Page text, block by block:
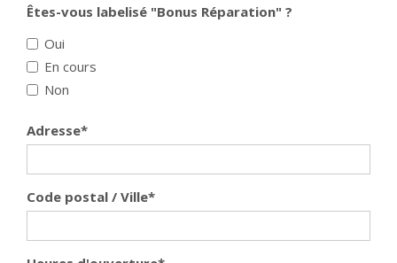
Êtes-vous labelisé "Bonus Réparation" ?
Oui
En cours
Non
Adresse*
Code postal / Ville*